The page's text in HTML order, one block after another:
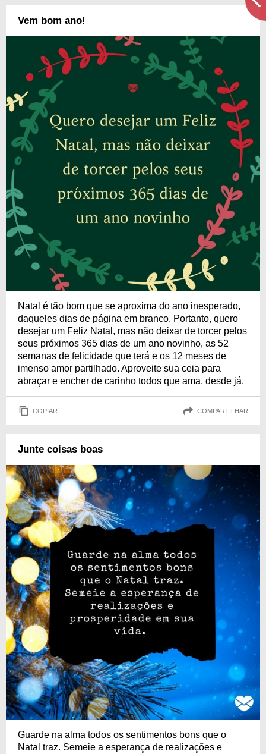
Vem bom ano!
Natal é tão bom que se aproxima do ano inesperado,
daqueles dias de página em branco. Portanto, quero
desejar um Feliz Natal, mas não deixar de torcer pelos
seus próximos 365 dias de um ano novinho, as 52
semanas de felicidade que terá e os 12 meses de
imenso amor partilhado. Aproveite sua ceia para
abraçar e encher de carinho todos que ama, desde já.
COPIAR COMPARTILHAR
Junte coisas boas
Guarde na alma todos os sentimentos bons que o
Natal traz. Semeie a esperança de realizações e